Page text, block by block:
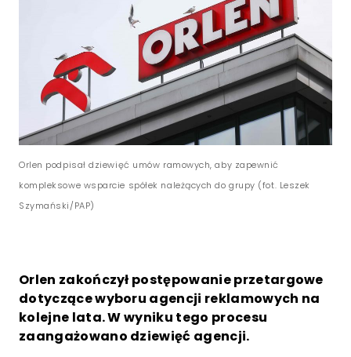
Orlen podpisał dziewięć umów ramowych, aby zapewnić
kompleksowe wsparcie spółek należących do grupy (fot. Leszek
Szymański/PAP)
Orlen zakończył postępowanie przetargowe
dotyczące wyboru agencji reklamowych na
kolejne lata. W wyniku tego procesu
zaangażowano dziewięć agencji.